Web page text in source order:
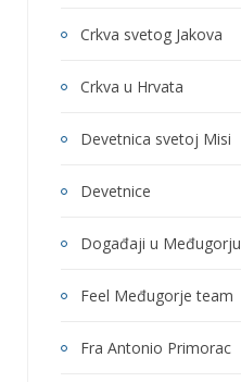
Crkva svetog Jakova
Crkva u Hrvata
Devetnica svetoj Misi
Devetnice
Događaji u Međugorju
Feel Međugorje team
Fra Antonio Primorac